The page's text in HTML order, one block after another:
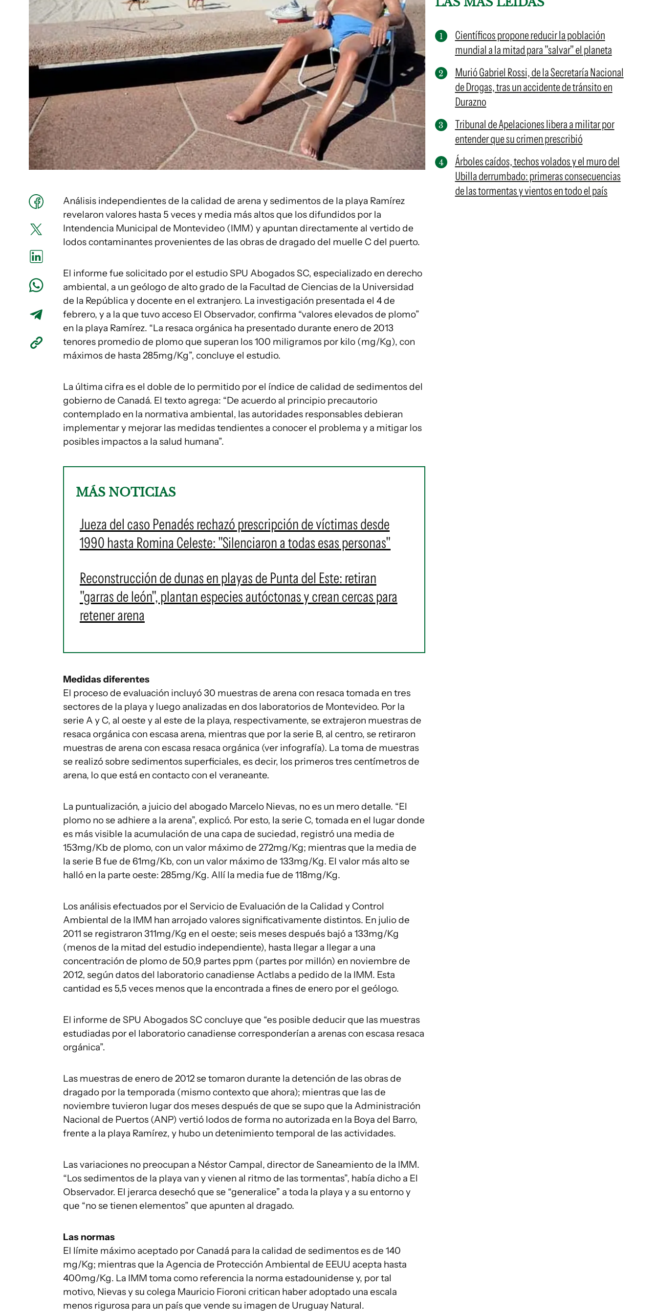
Análisis independientes de la calidad de arena y sedimentos de la playa Ramírez
revelaron valores hasta 5 veces y media más altos que los difundidos por la
Intendencia Municipal de Montevideo (IMM) y apuntan directamente al vertido de
lodos contaminantes provenientes de las obras de dragado del muelle C del puerto.
El informe fue solicitado por el estudio SPU Abogados SC, especializado en derecho
ambiental, a un geólogo de alto grado de la Facultad de Ciencias de la Universidad
de la República y docente en el extranjero. La investigación presentada el 4 de
febrero, y a la que tuvo acceso El Observador, confirma “valores elevados de plomo”
en la playa Ramírez. “La resaca orgánica ha presentado durante enero de 2013
tenores promedio de plomo que superan los 100 miligramos por kilo (mg/Kg), con
máximos de hasta 285mg/Kg”, concluye el estudio.
La última cifra es el doble de lo permitido por el índice de calidad de sedimentos del
gobierno de Canadá. El texto agrega: “De acuerdo al principio precautorio
contemplado en la normativa ambiental, las autoridades responsables debieran
implementar y mejorar las medidas tendientes a conocer el problema y a mitigar los
posibles impactos a la salud humana”.
MÁS NOTICIAS
Jueza del caso Penadés rechazó prescripción de víctimas desde
1990 hasta Romina Celeste: "Silenciaron a todas esas personas"
Reconstrucción de dunas en playas de Punta del Este: retiran
"garras de león", plantan especies autóctonas y crean cercas para
retener arena
Medidas diferentes
El proceso de evaluación incluyó 30 muestras de arena con resaca tomada en tres
sectores de la playa y luego analizadas en dos laboratorios de Montevideo. Por la
serie A y C, al oeste y al este de la playa, respectivamente, se extrajeron muestras de
resaca orgánica con escasa arena, mientras que por la serie B, al centro, se retiraron
muestras de arena con escasa resaca orgánica (ver infografía). La toma de muestras
se realizó sobre sedimentos superficiales, es decir, los primeros tres centímetros de
arena, lo que está en contacto con el veraneante.
La puntualización, a juicio del abogado Marcelo Nievas, no es un mero detalle. “El
plomo no se adhiere a la arena”, explicó. Por esto, la serie C, tomada en el lugar donde
es más visible la acumulación de una capa de suciedad, registró una media de
153mg/Kb de plomo, con un valor máximo de 272mg/Kg; mientras que la media de
la serie B fue de 61mg/Kb, con un valor máximo de 133mg/Kg. El valor más alto se
halló en la parte oeste: 285mg/Kg. Allí la media fue de 118mg/Kg.
Los análisis efectuados por el Servicio de Evaluación de la Calidad y Control
Ambiental de la IMM han arrojado valores significativamente distintos. En julio de
2011 se registraron 311mg/Kg en el oeste; seis meses después bajó a 133mg/Kg
(menos de la mitad del estudio independiente), hasta llegar a llegar a una
concentración de plomo de 50,9 partes ppm (partes por millón) en noviembre de
2012, según datos del laboratorio canadiense Actlabs a pedido de la IMM. Esta
cantidad es 5,5 veces menos que la encontrada a fines de enero por el geólogo.
El informe de SPU Abogados SC concluye que “es posible deducir que las muestras
estudiadas por el laboratorio canadiense corresponderían a arenas con escasa resaca
orgánica”.
Las muestras de enero de 2012 se tomaron durante la detención de las obras de
dragado por la temporada (mismo contexto que ahora); mientras que las de
noviembre tuvieron lugar dos meses después de que se supo que la Administración
Nacional de Puertos (ANP) vertió lodos de forma no autorizada en la Boya del Barro,
frente a la playa Ramírez, y hubo un detenimiento temporal de las actividades.
Las variaciones no preocupan a Néstor Campal, director de Saneamiento de la IMM.
“Los sedimentos de la playa van y vienen al ritmo de las tormentas”, había dicho a El
Observador. El jerarca desechó que se “generalice” a toda la playa y a su entorno y
que “no se tienen elementos” que apunten al dragado.
Las normas
El límite máximo aceptado por Canadá para la calidad de sedimentos es de 140
mg/Kg; mientras que la Agencia de Protección Ambiental de EEUU acepta hasta
400mg/Kg. La IMM toma como referencia la norma estadounidense y, por tal
motivo, Nievas y su colega Mauricio Fioroni critican haber adoptado una escala
menos rigurosa para un país que vende su imagen de Uruguay Natural.
Científicos propone reducir la población
mundial a la mitad para "salvar" el planeta
Murió Gabriel Rossi, de la Secretaría Nacional
de Drogas, tras un accidente de tránsito en
Durazno
Tribunal de Apelaciones libera a militar por
entender que su crimen prescribió
Árboles caídos, techos volados y el muro del
Ubilla derrumbado: primeras consecuencias
de las tormentas y vientos en todo el país